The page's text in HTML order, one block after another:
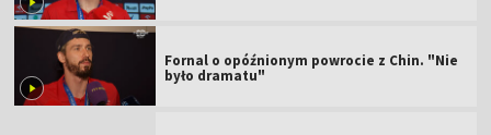
Fornal o opóźnionym powrocie z Chin. "Nie
było dramatu"